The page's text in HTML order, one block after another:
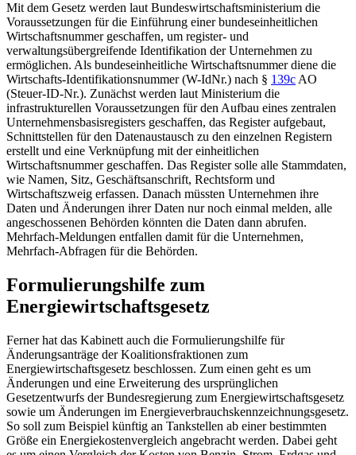
Mit dem Gesetz werden laut Bundeswirtschaftsministerium die
Voraussetzungen für die Einführung einer bundeseinheitlichen
Wirtschaftsnummer geschaffen, um register- und
verwaltungsübergreifende Identifikation der Unternehmen zu
ermöglichen. Als bundeseinheitliche Wirtschaftsnummer diene die
Wirtschafts-Identifikationsnummer (W-IdNr.) nach § 139c AO
(Steuer-ID-Nr.). Zunächst werden laut Ministerium die
infrastrukturellen Voraussetzungen für den Aufbau eines zentralen
Unternehmensbasisregisters geschaffen, das Register aufgebaut,
Schnittstellen für den Datenaustausch zu den einzelnen Registern
erstellt und eine Verknüpfung mit der einheitlichen
Wirtschaftsnummer geschaffen. Das Register solle alle Stammdaten,
wie Namen, Sitz, Geschäftsanschrift, Rechtsform und
Wirtschaftszweig erfassen. Danach müssten Unternehmen ihre
Daten und Änderungen ihrer Daten nur noch einmal melden, alle
angeschossenen Behörden könnten die Daten dann abrufen.
Mehrfach-Meldungen entfallen damit für die Unternehmen,
Mehrfach-Abfragen für die Behörden.
Formulierungshilfe zum
Energiewirtschaftsgesetz
Ferner hat das Kabinett auch die Formulierungshilfe für
Änderungsanträge der Koalitionsfraktionen zum
Energiewirtschaftsgesetz beschlossen. Zum einen geht es um
Änderungen und eine Erweiterung des ursprünglichen
Gesetzentwurfs der Bundesregierung zum Energiewirtschaftsgesetz
sowie um Änderungen im Energieverbrauchskennzeichnungsgesetz.
So soll zum Beispiel künftig an Tankstellen ab einer bestimmten
Größe ein Energiekostenvergleich angebracht werden. Dabei geht